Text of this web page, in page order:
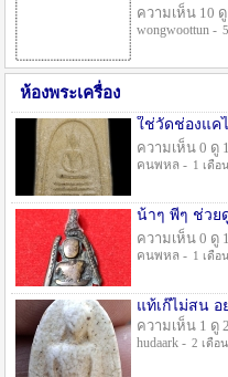
ความเห็น 10 ดู
wongwoottun -
ห้องพระเครื่อง
ใช่วัดช่องแค
ความเห็น 0 ดู
คนพหล - 1 เดือน
น้าๆ พี่ๆ ช่วย
ความเห็น 0 ดู
คนพหล - 1 เดือน
แท้เก๊ไม่สน อ
ความเห็น 1 ดู
hudaark - 2 เดือน